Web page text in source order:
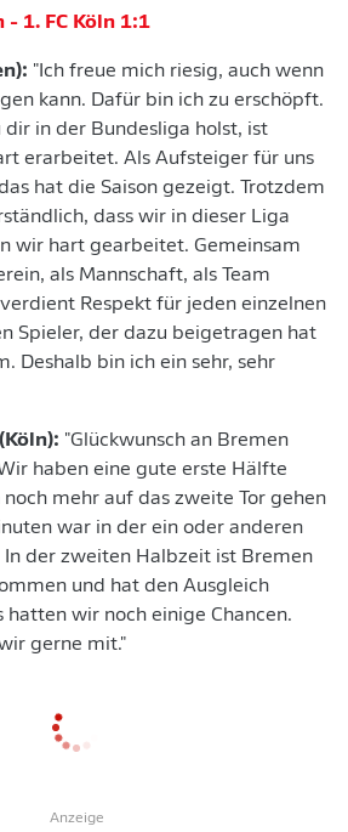
- 1. FC Köln 1:1
"Ich freue mich riesig, auch wenn
kann. Dafür bin ich zu erschöpft.
dir in der Bundesliga holst, ist
erarbeitet. Als Aufsteiger für uns
hat die Saison gezeigt. Trotzdem
dass wir in dieser Liga
wir hart gearbeitet. Gemeinsam
als Mannschaft, als Team
Respekt für jeden einzelnen
Spieler, der dazu beigetragen hat
Deshalb bin ich ein sehr, sehr
"Glückwunsch an Bremen
haben eine gute erste Hälfte
mehr auf das zweite Tor gehen
war in der ein oder anderen
der zweiten Halbzeit ist Bremen
und hat den Ausgleich
hatten wir noch einige Chancen.
gerne mit."
Anzeige